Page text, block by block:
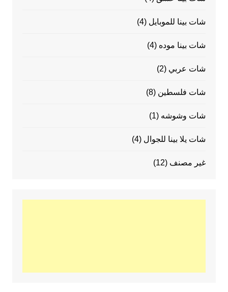
شات بينا للموبايل (4)
شات بينا موده (4)
شات عربي (2)
شات فلسطين (8)
شات وشوشه (1)
شات يلا بينا للجوال (4)
غير مصنف (12)